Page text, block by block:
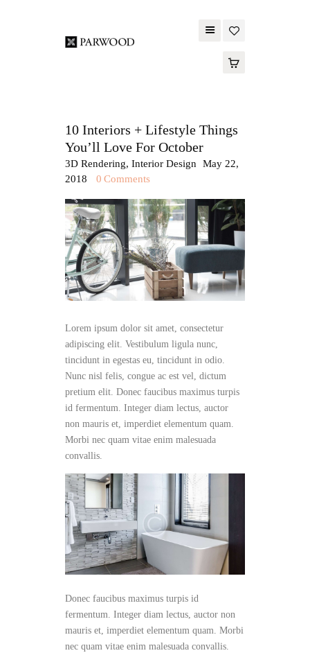
PARWOOD
WOOD FLOORING
SPC FLOORING
ACOUSTIC PANELS
OUTDOOR DECKING
MAINTENANCE
PRODUCT
TOOLS AND
ACCESSORIES
10 Interiors + Lifestyle Things
You’ll Love For October
3D Rendering, Interior Design
May 22,
2018
0 Comments
Lorem ipsum dolor sit amet, consectetur
adipiscing elit. Vestibulum ligula nunc,
tincidunt in egestas eu, tincidunt in odio.
Nunc nisl felis, congue ac est vel, dictum
pretium elit. Donec faucibus maximus turpis
id fermentum. Integer diam lectus, auctor
non mauris et, imperdiet elementum quam.
Morbi nec quam vitae enim malesuada
convallis.
Donec faucibus maximus turpis id
fermentum. Integer diam lectus, auctor non
mauris et, imperdiet elementum quam. Morbi
nec quam vitae enim malesuada convallis.